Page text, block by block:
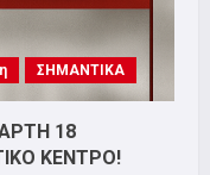
ΣΗΜΑΝΤΙΚΑ
18
ΚΕΝΤΡΟ!